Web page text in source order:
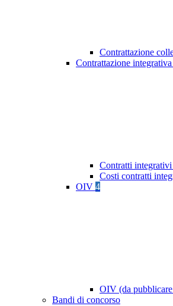
Contrattazione
Contrattazione integrativa
Contratti integrativi
Costi contratti
OIV 4
OIV (da
Bandi di concorso